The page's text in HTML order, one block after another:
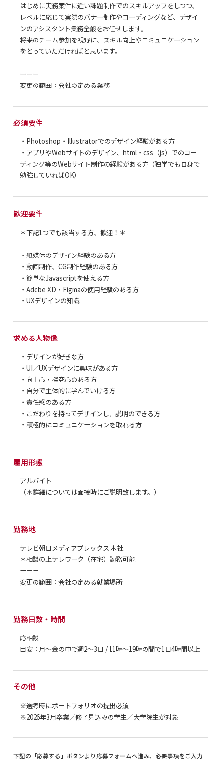
はじめに実務案件に近い課題制作でのスキルアップをしつつ、
レベルに応じて実際のバナー制作やコーディングなど、デザイ
ンのアシスタント業務全般をお任せします。
将来のチーム参加を視野に、スキル向上やコミュニケーション
をとっていただければと思います。
ーーー
変更の範囲：会社の定める業務
必須要件
・Photoshop・Illustratorでのデザイン経験がある方
・アプリやWebサイトのデザイン、html・css（js）でのコー
ディング等のWebサイト制作の経験がある方（独学でも自身で
勉強していればOK）
歓迎要件
＊下記1つでも該当する方、歓迎！＊
・紙媒体のデザイン経験のある方
・動画制作、CG制作経験のある方
・簡単なJavascriptを使える方
・Adobe XD・Figmaの使用経験のある方
・UXデザインの知識
求める人物像
・デザインが好きな方
・UI／UXデザインに興味がある方
・向上心・探究心のある方
・自分で主体的に学んでいける方
・責任感のある方
・こだわりを持ってデザインし、説明のできる方
・積極的にコミュニケーションを取れる方
雇用形態
アルバイト
（＊詳細については面接時にご説明致します。）
勤務地
テレビ朝日メディアプレックス 本社
＊相談の上テレワーク（在宅）勤務可能
ーーー
変更の範囲：会社の定める就業場所
勤務日数・時間
応相談
目安：月〜金の中で週2〜3日 / 11時〜19時の間で1日4時間以上
その他
※選考時にポートフォリオの提出必須
※2026年3月卒業／修了見込みの学生／大学院生が対象
下記の「応募する」ボタンより応募フォームへ進み、必要事項をご入力